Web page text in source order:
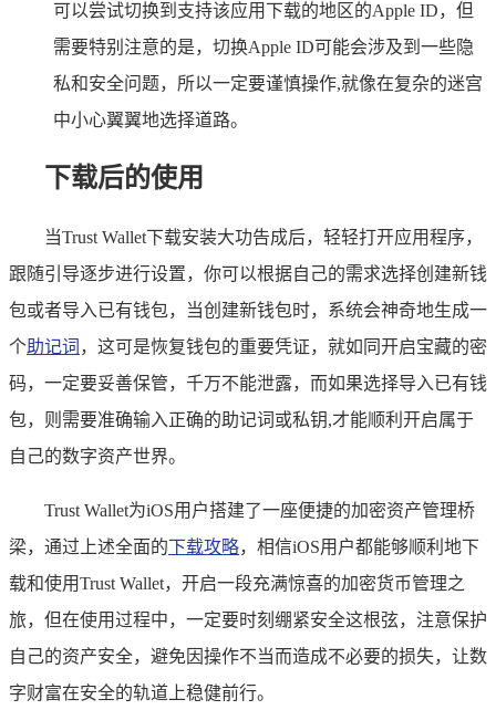
可以尝试切换到支持该应用下载的地区的Apple ID，但
需要特别注意的是，切换Apple ID可能会涉及到一些隐
私和安全问题，所以一定要谨慎操作,就像在复杂的迷宫
中小心翼翼地选择道路。
下载后的使用
当Trust Wallet下载安装大功告成后，轻轻打开应用程序，
跟随引导逐步进行设置，你可以根据自己的需求选择创建新钱
包或者导入已有钱包，当创建新钱包时，系统会神奇地生成一
个助记词 ，这可是恢复钱包的重要凭证，就如同开启宝藏的密
码，一定要妥善保管，千万不能泄露，而如果选择导入已有钱
包，则需要准确输入正确的助记词或私钥,才能顺利开启属于
自己的数字资产世界。
Trust Wallet为iOS用户搭建了一座便捷的加密资产管理桥
梁，通过上述全面的下载攻略，相信iOS用户都能够顺利地下
载和使用Trust Wallet，开启一段充满惊喜的加密货币管理之
旅，但在使用过程中，一定要时刻绷紧安全这根弦，注意保护
自己的资产安全，避免因操作不当而造成不必要的损失，让数
字财富在安全的轨道上稳健前行。